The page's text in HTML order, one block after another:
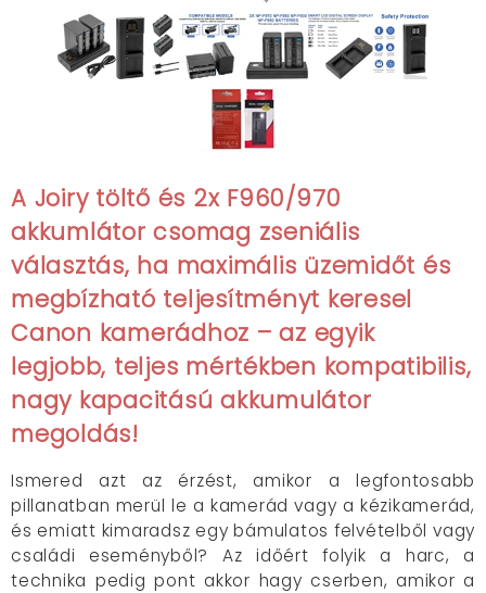
A Joiry töltő és 2x F960/970
akkumlátor csomag zseniális
választás, ha maximális üzemidőt és
megbízható teljesítményt keresel
Canon kamerádhoz –az egyik
legjobb, teljes mértékben kompatibilis,
nagy kapacitású akkumulátor
megoldás!
Ismered azt az érzést, amikor a legfontosabb
pillanatban merül le a kamerád vagy a kézikamerád,
és emiatt kimaradsz egy bámulatos felvételből vagy
családi eseményből? Az időért folyik a harc, a
technika pedig pont akkor hagy cserben, amikor a